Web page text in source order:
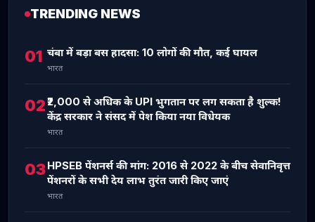
TRENDING NEWS
01 चंबा में बड़ा बस हादसा: 10 लोगों की मौत, कई घायल
भारत
02₹2,000 से अधिक के UPI भुगतान पर लग सकता है शुल्क!
केंद्र सरकार ने संसद में पेश किया नया विधेयक
भारत
03HPSEB पेंशनर्स की मांग: 2016 से 2022 के बीच सेवानिवृत्त
पेंशनरों के सभी देय लाभ तुरंत जारी किए जाएं
भारत